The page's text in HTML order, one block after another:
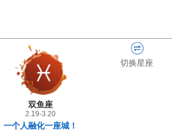
切换星座
双鱼座
2.19-3.20
一个人融化一座城！